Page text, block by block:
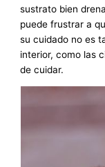
sustrato bien
puede frustrar a
su cuidado no es
interior, como las
de cuidar.